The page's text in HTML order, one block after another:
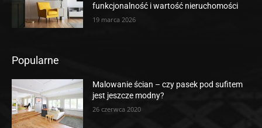
funkcjonalność i wartość nieruchomości
19 marca 2026
Popularne
Malowanie ścian – czy pasek pod sufitem
jest jeszcze modny?
26 czerwca 2020